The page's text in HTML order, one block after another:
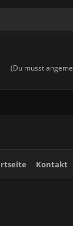
(Du musst
Kontakt